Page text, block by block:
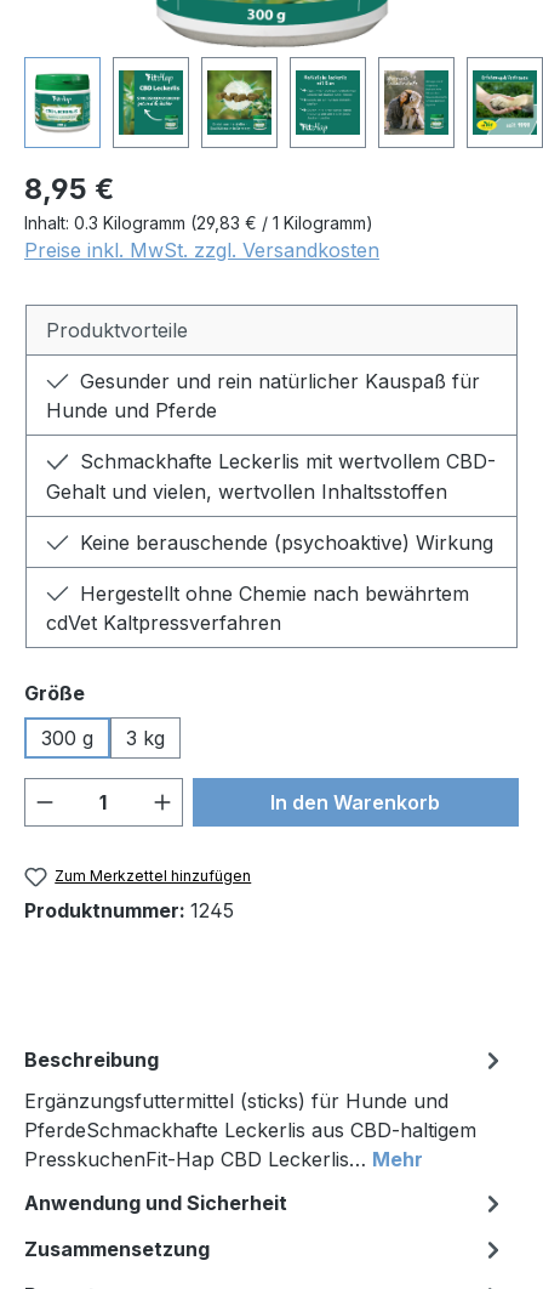
Regulärer Preis:
8,95 €
Inhalt: 0.3 Kilogramm (29,83 € / 1 Kilogramm)
Preise inkl. MwSt. zzgl. Versandkosten
Produktvorteile
Gesunder und rein natürlicher Kauspaß für
Hunde und Pferde
Schmackhafte Leckerlis mit wertvollem CBD-
Gehalt und vielen, wertvollen Inhaltsstoffen
Keine berauschende (psychoaktive) Wirkung
Hergestellt ohne Chemie nach bewährtem
cdVet Kaltpressverfahren
Größeauswählen
300 g
3 kg
Produkt Anzahl: Gib denIn den Warenkorb
Zum Merkzettel hinzufügen
Produktnummer: 1245
Beschreibung
Ergänzungsfuttermittel (sticks) für Hunde und
PferdeSchmackhafte Leckerlis aus CBD-haltigem
PresskuchenFit-Hap CBD Leckerlis… Mehr
Anwendung und Sicherheit
Zusammensetzung